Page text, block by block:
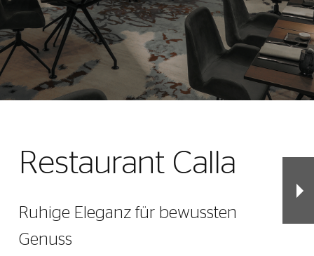
Restaurant Calla
Ruhige Eleganz für bewussten
Genuss